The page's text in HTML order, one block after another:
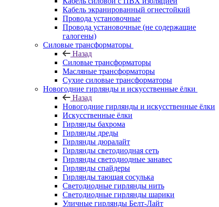
Кабель экранированный огнестойкий
Провода установочные
Провода установочные (не содержащие
галогены)
Силовые трансформаторы
Назад
Силовые трансформаторы
Масляные трансформаторы
Сухие силовые трансформаторы
Новогодние гирлянды и искусственные ёлки
Назад
Новогодние гирлянды и искусственные ёлки
Искусственные ёлки
Гирлянды бахрома
Гирлянды дреды
Гирлянды дюралайт
Гирлянды светодиодная сеть
Гирлянды светодиодные занавес
Гирлянды спайдеры
Гирлянды тающая сосулька
Светодиодные гирлянды нить
Светодиодные гирлянды шарики
Уличные гирлянды Белт-Лайт